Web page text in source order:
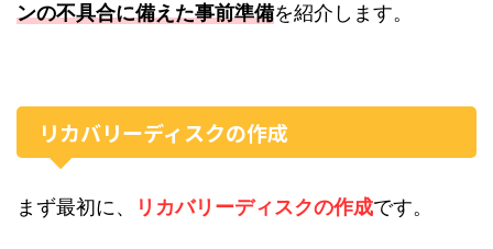
ンの不具合に備えた事前準備を紹介します。
リカバリーディスクの作成
まず最初に、 リカバリーディスクの作成です。